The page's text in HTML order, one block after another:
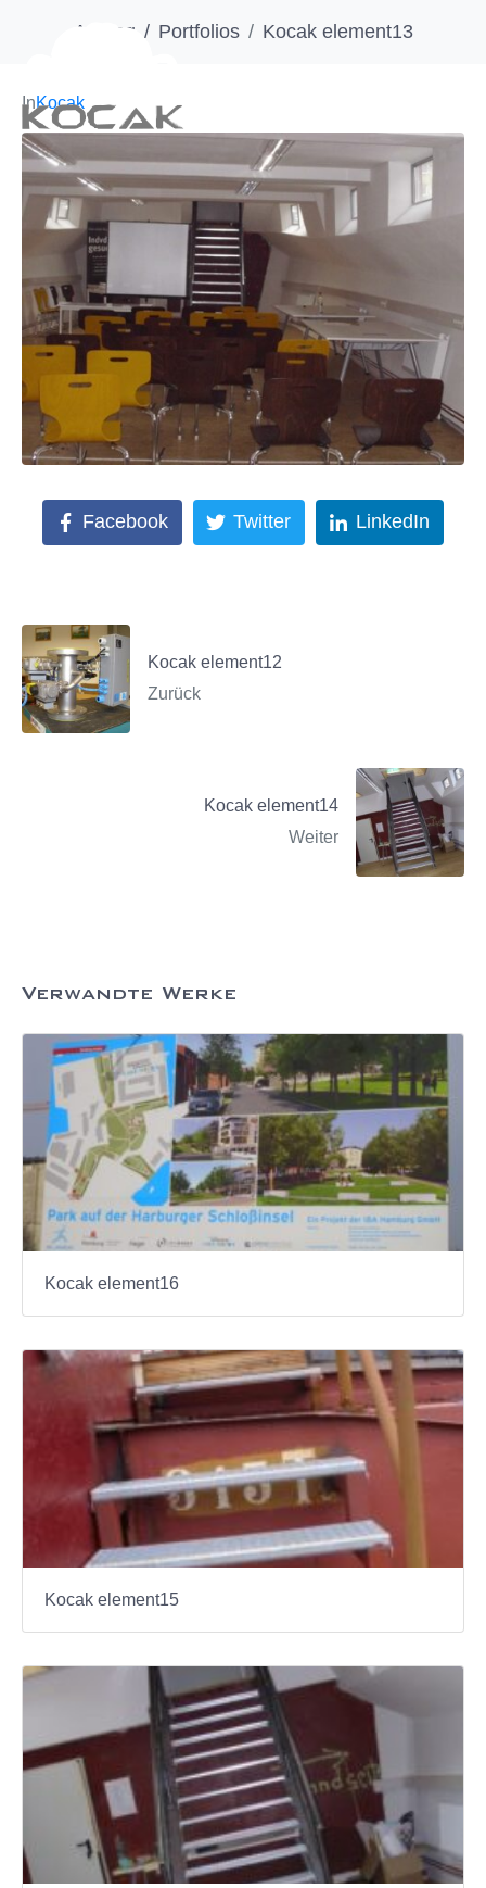
Anfang Portfolios Kocak element13
InKocak
Facebook Twitter LinkedIn
Kocak element12
Zurück
Kocak element14
Weiter
Verwandte Werke
Kocak element16
Kocak element15